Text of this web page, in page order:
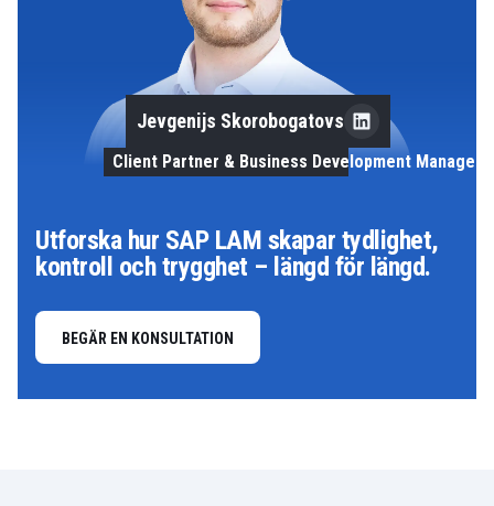
Utforska hur SAP LAM skapar tydlighet,
kontroll och trygghet – längd för längd.
BEGÄR EN KONSULTATION
Jevgenijs Skorobogatovs
Client Partner & Business Development Manager